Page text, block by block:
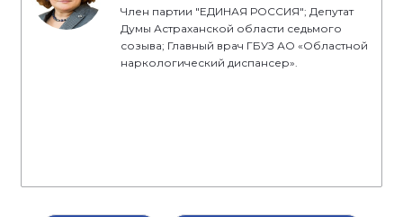
Член партии "ЕДИНАЯ РОССИЯ"; Депутат
Думы Астраханской области седьмого
созыва; Главный врач ГБУЗ АО «Областной
наркологический диспансер».